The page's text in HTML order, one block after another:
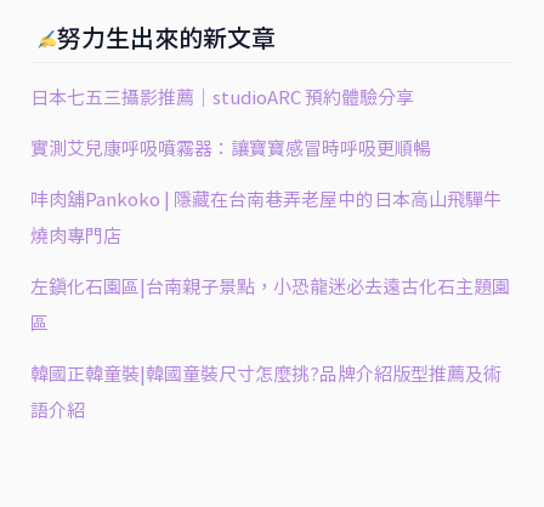
努力生出來的新文章
日本七五三攝影推薦｜studioARC 預約體驗分享
實測艾兒康呼吸噴霧器：讓寶寶感冒時呼吸更順暢
㕩肉舖Pankoko | 隱藏在台南巷弄老屋中的日本高山飛驒牛
燒肉專門店
左鎮化石園區|台南親子景點，小恐龍迷必去遠古化石主題園
區
韓國正韓童裝|韓國童裝尺寸怎麼挑?品牌介紹版型推薦及術
語介紹